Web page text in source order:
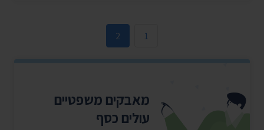
1
2
מאבקים משפטיים
עולים כסף